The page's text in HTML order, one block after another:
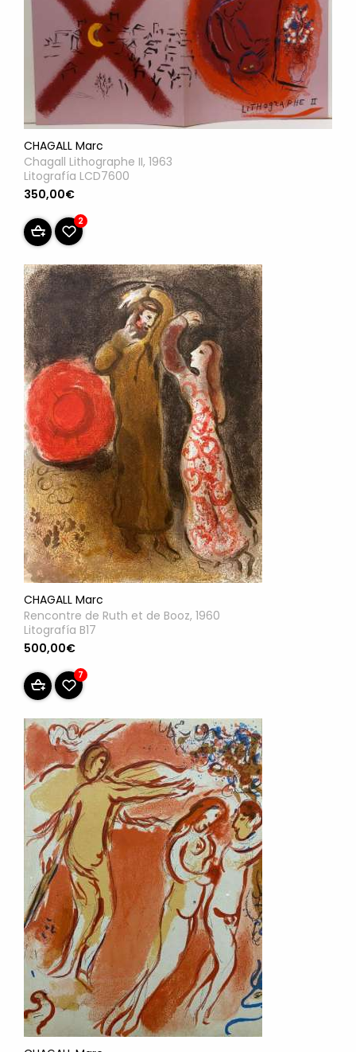
CHAGALL Marc
Chagall Lithographe II, 1963
Litografía LCD7600
350,00€
2
CHAGALL Marc
Rencontre de Ruth et de Booz, 1960
Litografía B17
500,00€
7